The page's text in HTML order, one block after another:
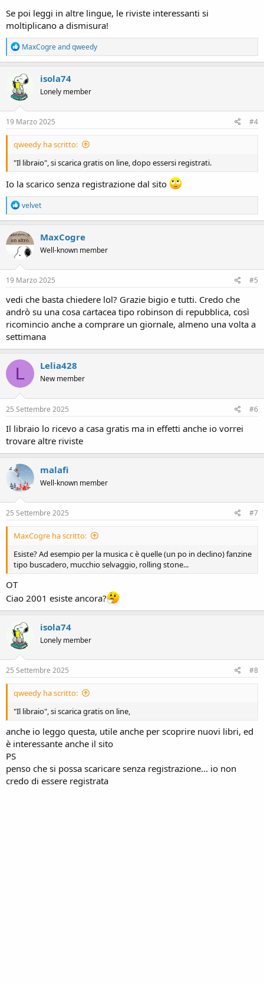
Se poi leggi in altre lingue, le riviste interessanti si
moltiplicano a dismisura!
R
e
a
c
t
i
o
n
s
MaxCogreandqweedy
isola74
Lonely member
19 Marzo 2025 #4
qweedy ha scritto:
"Il libraio", si scarica gratis on line, dopo essersi registrati.
Io la scarico senza registrazione dal sito
R
e
a
c
t
n
s
velvet
MaxCogre
Well-known member
19 Marzo 2025 #5
vedi che basta chiedere lol? Grazie bigio e tutti. Credo che
andrò su una cosa cartacea tipo robinson di repubblica, così
ricomincio anche a comprare un giornale, almeno una volta a
settimana
L Lelia428
New member
25 Settembre 2025 #6
Il libraio lo ricevo a casa gratis ma in effetti anche io vorrei
trovare altre riviste
malafi
Well-known member
25 Settembre 2025 #7
MaxCogre ha scritto:
Esiste? Ad esempio per la musica c è quelle (un po in declino) fanzine
tipo buscadero, mucchio selvaggio, rolling stone...
OT
Ciao 2001 esiste ancora?
isola74
Lonely member
25 Settembre 2025 #8
qweedy ha scritto:
"Il libraio", si scarica gratis on line,
anche io leggo questa, utile anche per scoprire nuovi libri, ed
è interessante anche il sito
PS
penso che si possa scaricare senza registrazione... io non
credo di essere registrata